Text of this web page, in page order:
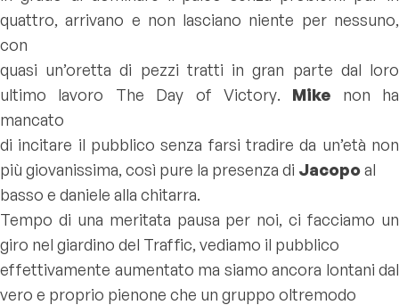
quattro, arrivano e non lasciano niente per nessuno,
con
quasi un’oretta di pezzi tratti in gran parte dal loro
ultimo lavoro The Day of Victory. Mike non ha
mancato
di incitare il pubblico senza farsi tradire da un’età non
più giovanissima, così pure la presenza di Jacopoal
basso e daniele alla chitarra.
Tempo di una meritata pausa per noi, ci facciamo un
giro nel giardino del Traffic, vediamo il pubblico
effettivamente aumentato ma siamo ancora lontani dal
vero e proprio pienone che un gruppo oltremodo